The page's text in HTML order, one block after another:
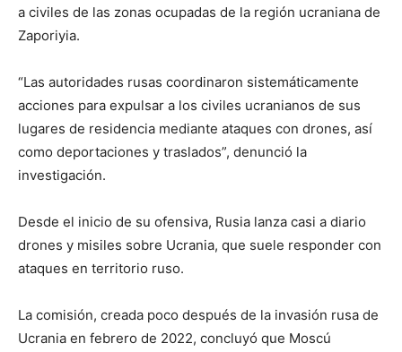
a civiles de las zonas ocupadas de la región ucraniana de
Zaporiyia.
“Las autoridades rusas coordinaron sistemáticamente
acciones para expulsar a los civiles ucranianos de sus
lugares de residencia mediante ataques con drones, así
como deportaciones y traslados”, denunció la
investigación.
Desde el inicio de su ofensiva, Rusia lanza casi a diario
drones y misiles sobre Ucrania, que suele responder con
ataques en territorio ruso.
La comisión, creada poco después de la invasión rusa de
Ucrania en febrero de 2022, concluyó que Moscú